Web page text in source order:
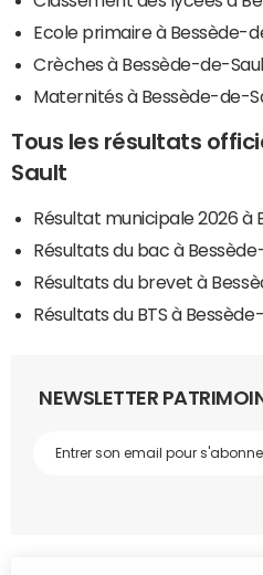
Ecole primaire à Bessède-
Crèches à Bessède-de-
Maternités à Bessède-de-
Tous les résultats
Sault
Résultat municipale 2026 à
Résultats du bac à
Résultats du brevet à
Résultats du BTS à
NEWSLETTER